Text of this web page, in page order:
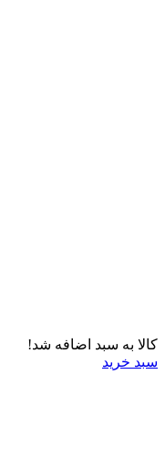
کالا به سبد اضافه شد!
سبد خرید